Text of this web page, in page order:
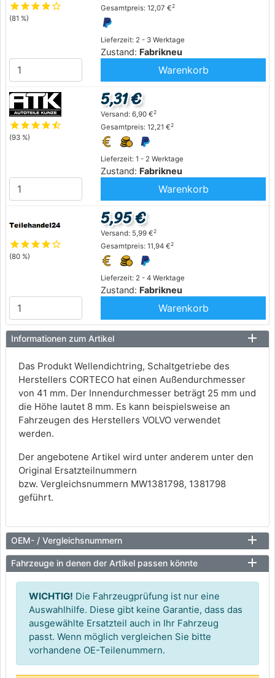
starstarstarstarstar_outline
(81 %)
Lieferzeit: 2 - 3 Werktage
Zustand: Fabrikneu
Gesamtpreis: 12,07 €2
Warenkorb
starstarstarstarstar_half
(93 %)
Lieferzeit: 1 - 2 Werktage
Zustand: Fabrikneu
5,31 €
Versand: 6,90 €2
Gesamtpreis: 12,21 €2
Warenkorb
starstarstarstarstar_outline
(80 %)
Lieferzeit: 2 - 4 Werktage
Zustand: Fabrikneu
5,95 €
Versand: 5,99 €2
Gesamtpreis: 11,94 €2
Warenkorb
Informationen zum Artikel
Das Produkt Wellendichtring, Schaltgetriebe des
Herstellers CORTECO hat einen Außendurchmesser
von 41 mm. Der Innendurchmesser beträgt 25 mm und
die Höhe lautet 8 mm. Es kann beispielsweise an
Fahrzeugen des Herstellers VOLVO verwendet
werden.
Der angebotene Artikel wird unter anderem unter den
Original Ersatzteilnummern
bzw. Vergleichsnummern MW1381798, 1381798
geführt.
OEM- / Vergleichsnummern
Fahrzeuge in denen der Artikel passen könnte
WICHTIG! Die Fahrzeugprüfung ist nur eine
Auswahlhilfe. Diese gibt keine Garantie, dass das
ausgewählte Ersatzteil auch in Ihr Fahrzeug
passt. Wenn möglich vergleichen Sie bitte
vorhandene OE-Teilenummern.